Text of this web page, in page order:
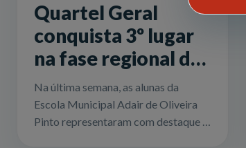
Quartel Geral
conquista 3º lugar
na fase regional do
JEMG 2025 com
equipe feminina de
futsal
Na última semana, as alunas da
Escola Municipal Adair de Oliveira
Pinto representaram com destaque o